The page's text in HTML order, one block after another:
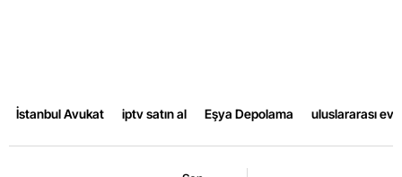
İstanbul Avukat iptv satın al Eşya Depolama uluslararası